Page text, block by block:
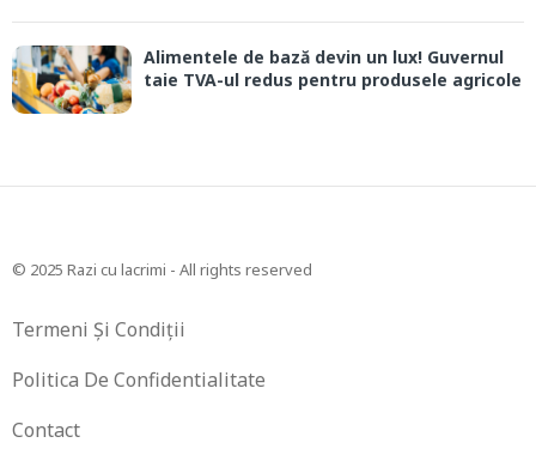
Alimentele de bază devin un lux! Guvernul
taie TVA-ul redus pentru produsele agricole
© 2025 Razi cu lacrimi - All rights reserved
Termeni Și Condiții
Politica De Confidentialitate
Contact